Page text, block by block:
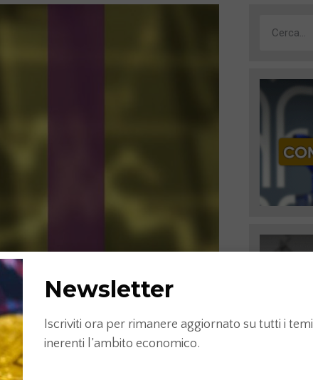
Newsletter
Iscriviti ora per rimanere aggiornato su tutti i temi
inerenti l’ambito economico.